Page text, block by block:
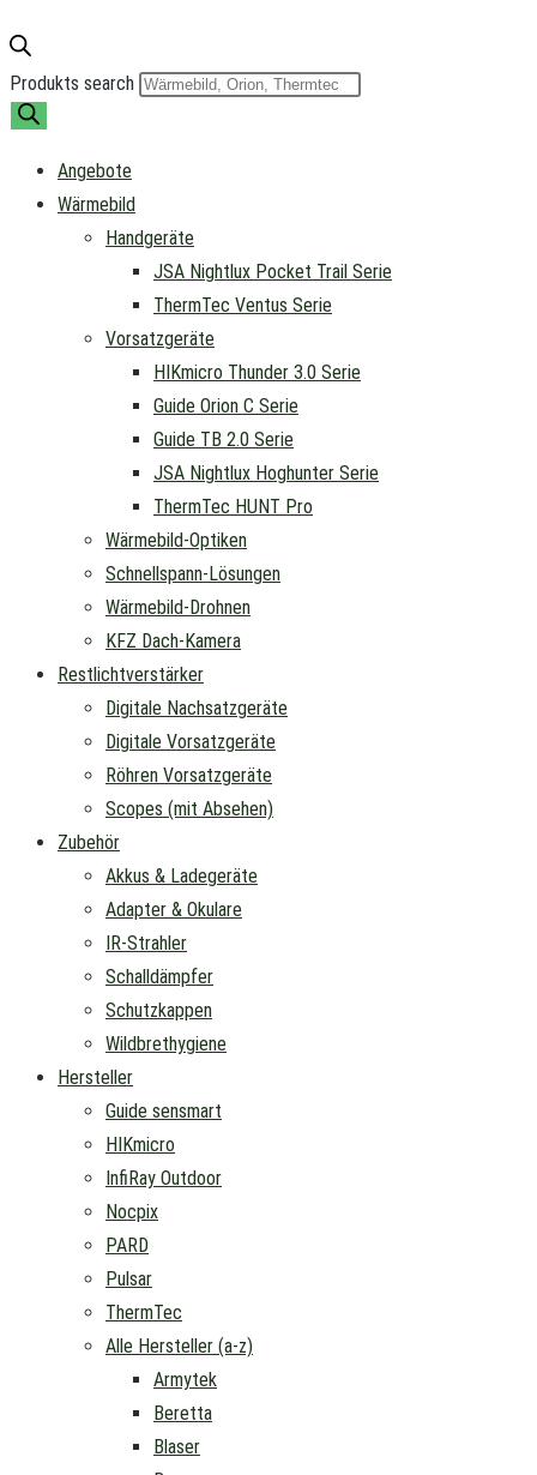
Produkts search
Angebote
Wärmebild
Handgeräte
JSA Nightlux Pocket Trail Serie
ThermTec Ventus Serie
Vorsatzgeräte
HIKmicro Thunder 3.0 Serie
Guide Orion C Serie
Guide TB 2.0 Serie
JSA Nightlux Hoghunter Serie
ThermTec HUNT Pro
Wärmebild-Optiken
Schnellspann-Lösungen
Wärmebild-Drohnen
KFZ Dach-Kamera
Restlichtverstärker
Digitale Nachsatzgeräte
Digitale Vorsatzgeräte
Röhren Vorsatzgeräte
Scopes (mit Absehen)
Zubehör
Akkus & Ladegeräte
Adapter & Okulare
IR-Strahler
Schalldämpfer
Schutzkappen
Wildbrethygiene
Hersteller
Guide sensmart
HIKmicro
InfiRay Outdoor
Nocpix
PARD
Pulsar
ThermTec
Alle Hersteller (a-z)
Armytek
Beretta
Blaser